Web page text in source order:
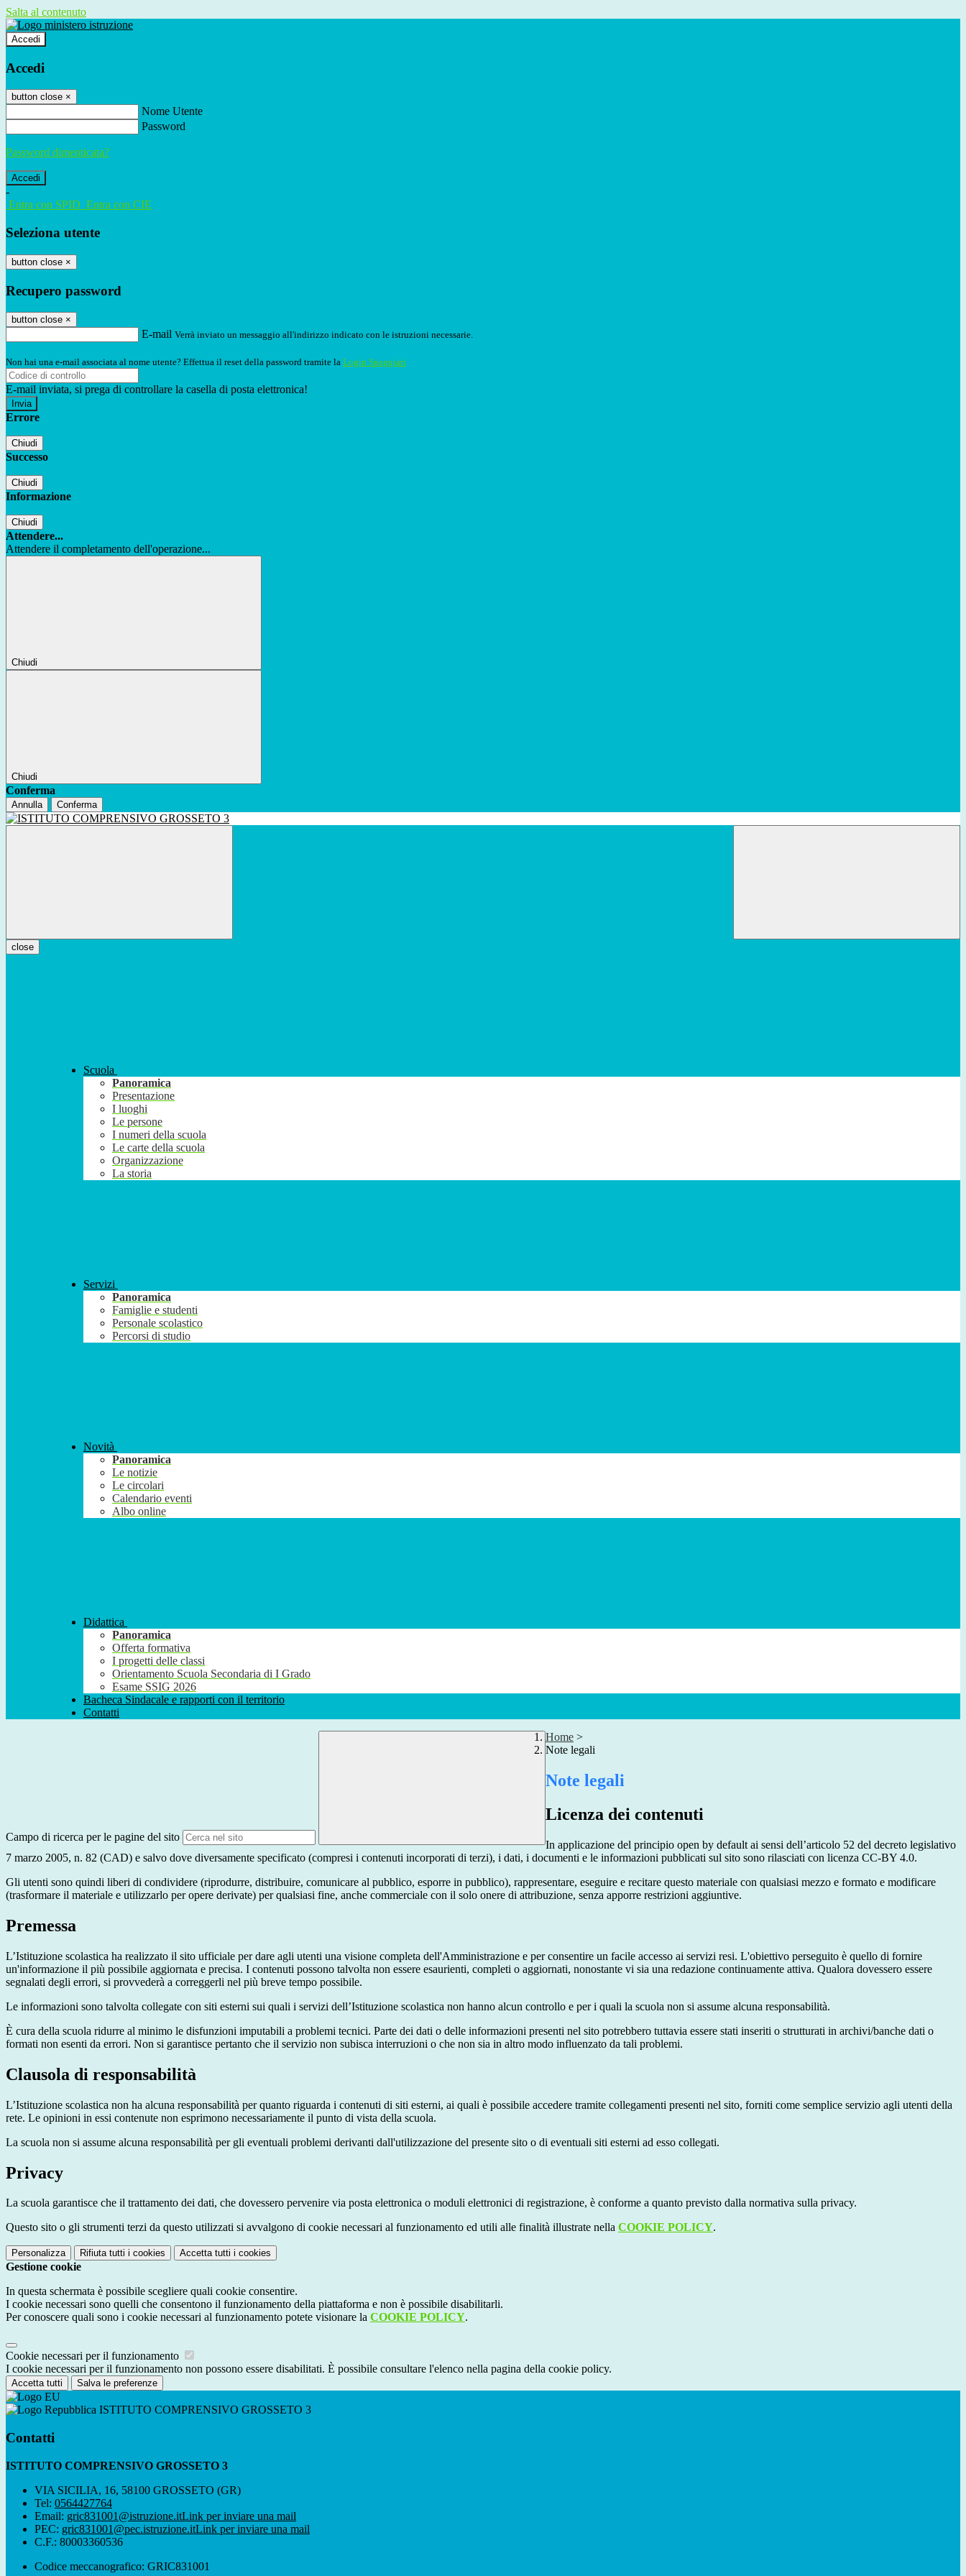
Salta al contenuto
Accedi
Accedi
button close ×
Nome Utente
Password
Password dimenticata?
-
Entra con SPID Entra con CIE
Seleziona utente
button close ×
Recupero password
button close ×
E-mail Verrà inviato un messaggio all'indirizzo indicato con le istruzioni necessarie.
Non hai una e-mail associata al nome utente? Effettua il reset della password tramite la Login Spaggiari
E-mail inviata, si prega di controllare la casella di posta elettronica!
Errore
Chiudi
Successo
Chiudi
Informazione
Chiudi
Attendere...
Attendere il completamento dell'operazione...
Chiudi
Chiudi
Conferma
Annulla Conferma
close
Scuola
Panoramica
Presentazione
I luoghi
Le persone
I numeri della scuola
Le carte della scuola
Organizzazione
La storia
Servizi
Panoramica
Famiglie e studenti
Personale scolastico
Percorsi di studio
Novità
Panoramica
Le notizie
Le circolari
Calendario eventi
Albo online
Didattica
Panoramica
Offerta formativa
I progetti delle classi
Orientamento Scuola Secondaria di I Grado
Esame SSIG 2026
Bacheca Sindacale e rapporti con il territorio
Contatti
Campo di ricerca per le pagine del sito
Home >
Note legali
Note legali
Licenza dei contenuti
In applicazione del principio open by default ai sensi dell’articolo 52 del decreto legislativo
7 marzo 2005, n. 82 (CAD) e salvo dove diversamente specificato (compresi i contenuti incorporati di terzi), i dati, i documenti e le informazioni pubblicati sul sito sono rilasciati con licenza CC-BY 4.0.
Gli utenti sono quindi liberi di condividere (riprodurre, distribuire, comunicare al pubblico, esporre in pubblico), rappresentare, eseguire e recitare questo materiale con qualsiasi mezzo e formato e modificare
(trasformare il materiale e utilizzarlo per opere derivate) per qualsiasi fine, anche commerciale con il solo onere di attribuzione, senza apporre restrizioni aggiuntive.
Premessa
L’Istituzione scolastica ha realizzato il sito ufficiale per dare agli utenti una visione completa dell'Amministrazione e per consentire un facile accesso ai servizi resi. L'obiettivo perseguito è quello di fornire
un'informazione il più possibile aggiornata e precisa. I contenuti possono talvolta non essere esaurienti, completi o aggiornati, nonostante vi sia una redazione continuamente attiva. Qualora dovessero essere
segnalati degli errori, si provvederà a correggerli nel più breve tempo possibile.
Le informazioni sono talvolta collegate con siti esterni sui quali i servizi dell’Istituzione scolastica non hanno alcun controllo e per i quali la scuola non si assume alcuna responsabilità.
È cura della scuola ridurre al minimo le disfunzioni imputabili a problemi tecnici. Parte dei dati o delle informazioni presenti nel sito potrebbero tuttavia essere stati inseriti o strutturati in archivi/banche dati o
formati non esenti da errori. Non si garantisce pertanto che il servizio non subisca interruzioni o che non sia in altro modo influenzato da tali problemi.
Clausola di responsabilità
L’Istituzione scolastica non ha alcuna responsabilità per quanto riguarda i contenuti di siti esterni, ai quali è possibile accedere tramite collegamenti presenti nel sito, forniti come semplice servizio agli utenti della
rete. Le opinioni in essi contenute non esprimono necessariamente il punto di vista della scuola.
La scuola non si assume alcuna responsabilità per gli eventuali problemi derivanti dall'utilizzazione del presente sito o di eventuali siti esterni ad esso collegati.
Privacy
La scuola garantisce che il trattamento dei dati, che dovessero pervenire via posta elettronica o moduli elettronici di registrazione, è conforme a quanto previsto dalla normativa sulla privacy.
Questo sito o gli strumenti terzi da questo utilizzati si avvalgono di cookie necessari al funzionamento ed utili alle finalità illustrate nella COOKIE POLICY.
Personalizza Rifiuta tutti i cookies Accetta tutti i cookies
Gestione cookie
In questa schermata è possibile scegliere quali cookie consentire.
I cookie necessari sono quelli che consentono il funzionamento della piattaforma e non è possibile disabilitarli.
Per conoscere quali sono i cookie necessari al funzionamento potete visionare la COOKIE POLICY.
Cookie necessari per il funzionamento
I cookie necessari per il funzionamento non possono essere disabilitati. È possibile consultare l'elenco nella pagina della cookie policy.
Accetta tutti Salva le preferenze
ISTITUTO COMPRENSIVO GROSSETO 3
Contatti
ISTITUTO COMPRENSIVO GROSSETO 3
VIA SICILIA, 16, 58100 GROSSETO (GR)
Tel: 0564427764
Email: gric831001@istruzione.itLink per inviare una mail
PEC: gric831001@pec.istruzione.itLink per inviare una mail
C.F.: 80003360536
Codice meccanografico: GRIC831001